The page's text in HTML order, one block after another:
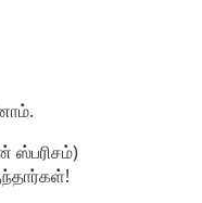
ஸ்பரிசம்)